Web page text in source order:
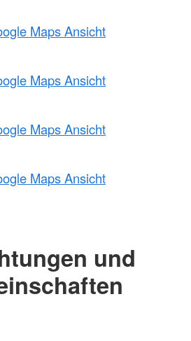
Maps Ansicht
Maps Ansicht
Maps Ansicht
Maps Ansicht
und